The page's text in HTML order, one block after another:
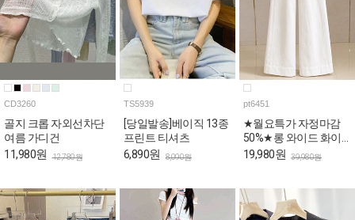
CD3260
골지 크롭 자외선차단
여름 가디건
11,980원 12,780원
TS5939
[당일발송]베이직 13종
프린트 티셔츠
6,890원 8,090원
pt6451
★월요특가 자정마감
50%★롱 와이드 화이
트 코튼 팬츠
19,980원 39,980원